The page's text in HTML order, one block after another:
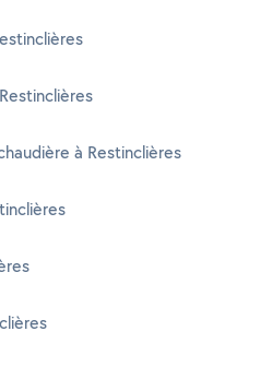
à Restinclières